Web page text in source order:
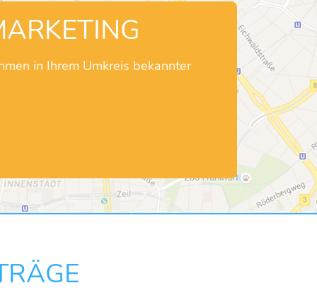
in Ihrem Umkreis bekannter